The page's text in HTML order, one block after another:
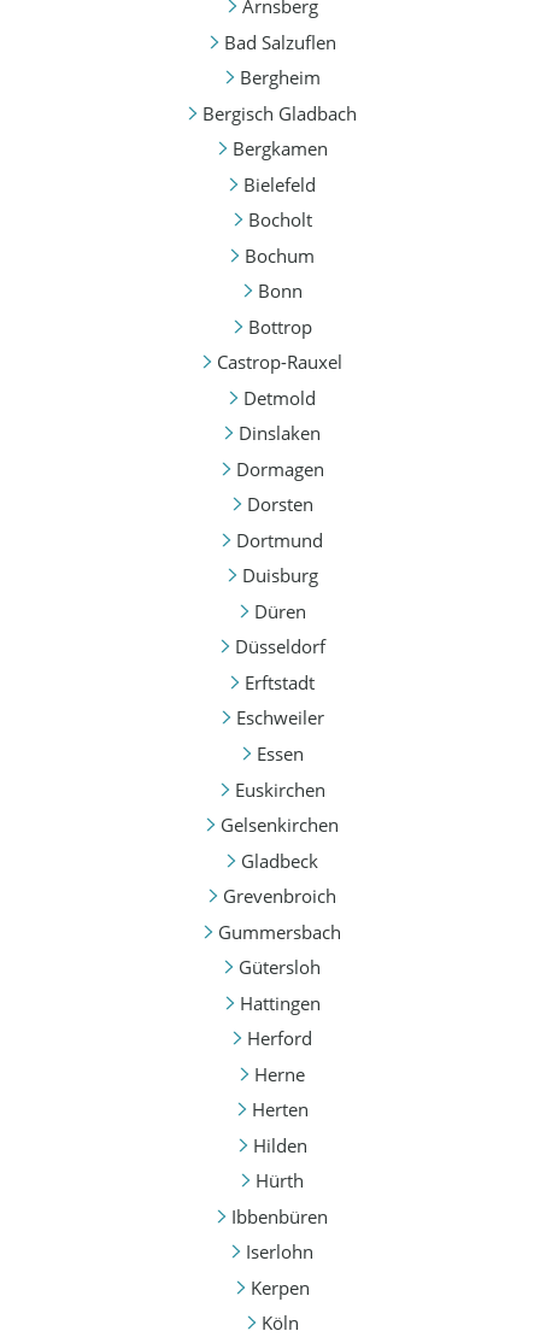
Arnsberg
Bad Salzuflen
Bergheim
Bergisch Gladbach
Bergkamen
Bielefeld
Bocholt
Bochum
Bonn
Bottrop
Castrop-Rauxel
Detmold
Dinslaken
Dormagen
Dorsten
Dortmund
Duisburg
Düren
Düsseldorf
Erftstadt
Eschweiler
Essen
Euskirchen
Gelsenkirchen
Gladbeck
Grevenbroich
Gummersbach
Gütersloh
Hattingen
Herford
Herne
Herten
Hilden
Hürth
Ibbenbüren
Iserlohn
Kerpen
Köln